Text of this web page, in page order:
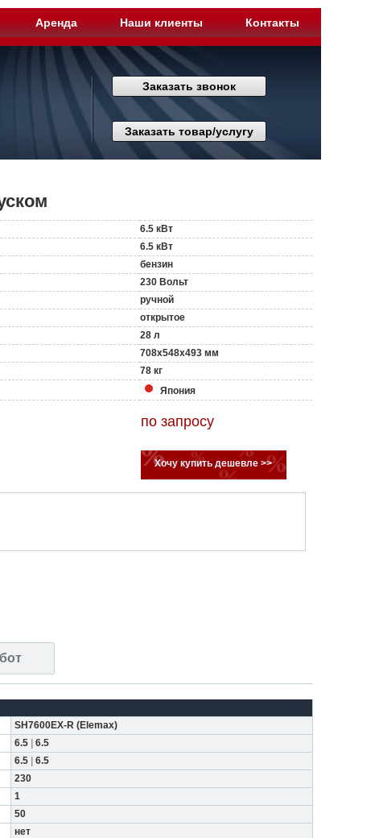
Аренда Наши клиенты Контакты
Заказать звонок
Заказать товар/услугу
6.5 кВт
6.5 кВт
бензин
230 Вольт
ручной
открытое
28 л
708x548x493 мм
78 кг
Япония
по запросу
Хочу купить дешевле >>
SH7600EX-R (Elemax)
6.5
6.5
6.5
6.5
230
1
50
нет